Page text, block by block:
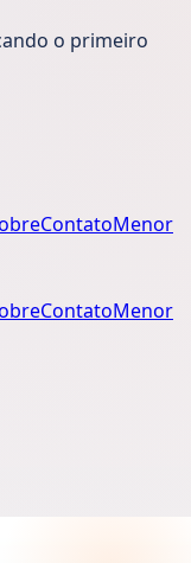
o primeiro
ContatoMenor
ContatoMenor